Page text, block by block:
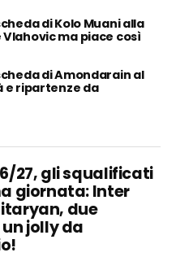
di Kolo Muani alla
ma piace così
di Amondarain al
e ripartenze da
27, gli squalificati
giornata: Inter
due
jolly da